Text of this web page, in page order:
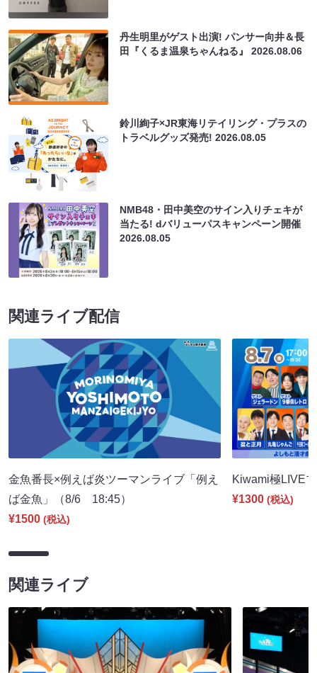
丹生明里がゲスト出演! パンサー向井＆長
田『くるま温泉ちゃんねる』2026.08.06
鈴川絢子×JR東海リテイリング・プラスの
トラベルグッズ発売!2026.08.05
NMB48・田中美空のサイン入りチェキが
当たる! dバリューパスキャンペーン開催
2026.08.05
関連ライブ配信
金魚番長×例えば炎ツーマンライブ「例え
ば金魚」（8/6 18:45）
¥1500 (税込)
Kiwami極LIVE
¥1300 (税込)
関連ライブ